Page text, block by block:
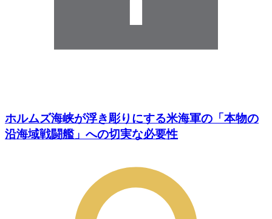
ホルムズ海峡が浮き彫りにする米海軍の「本物の
沿海域戦闘艦」への切実な必要性